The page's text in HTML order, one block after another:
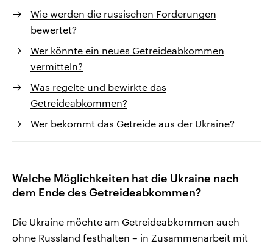
Wie werden die russischen Forderungen
bewertet?
Wer könnte ein neues Getreideabkommen
vermitteln?
Was regelte und bewirkte das
Getreideabkommen?
Wer bekommt das Getreide aus der Ukraine?
Welche Möglichkeiten hat die Ukraine nach
dem Ende des Getreideabkommen?
Die Ukraine möchte am Getreideabkommen auch
ohne Russland festhalten – in Zusammenarbeit mit